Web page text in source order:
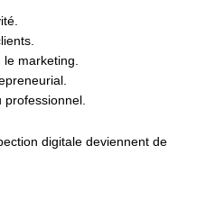
le marketing.
professionnel.
digitale deviennent de